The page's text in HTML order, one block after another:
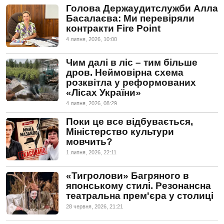
Голова Держаудитслужби Алла
Басалаєва: Ми перевіряли
контракти Fire Point
4 липня, 2026, 10:00
Чим далі в ліс – тим більше
дров. Неймовірна схема
розквітла у реформованих
«Лісах України»
4 липня, 2026, 08:29
Поки це все відбувається,
Міністерство культури
мовчить?
1 липня, 2026, 22:11
«Тигролови» Багряного в
японському стилі. Резонансна
театральна прем'єра у столиці
28 червня, 2026, 21:21